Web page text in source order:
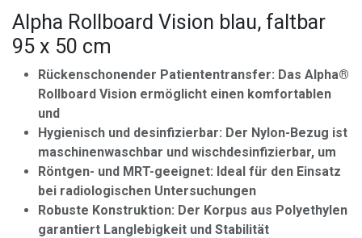
Alpha Rollboard Vision blau, faltbar
95 x 50 cm
Rückenschonender Patiententransfer: Das Alpha®
Rollboard Vision ermöglicht einen komfortablen
und
Hygienisch und desinfizierbar: Der Nylon-Bezug ist
maschinenwaschbar und wischdesinfizierbar, um
Röntgen- und MRT-geeignet: Ideal für den Einsatz
bei radiologischen Untersuchungen
Robuste Konstruktion: Der Korpus aus Polyethylen
garantiert Langlebigkeit und Stabilität